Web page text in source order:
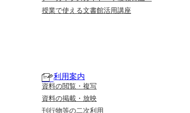
授業で使える文書館活用講座
利用案内
資料の閲覧・複写
資料の掲載・放映
刊行物等の二次利用